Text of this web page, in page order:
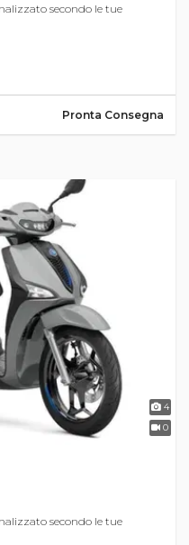
secondo le tue
Pronta Consegna
4
0
secondo le tue